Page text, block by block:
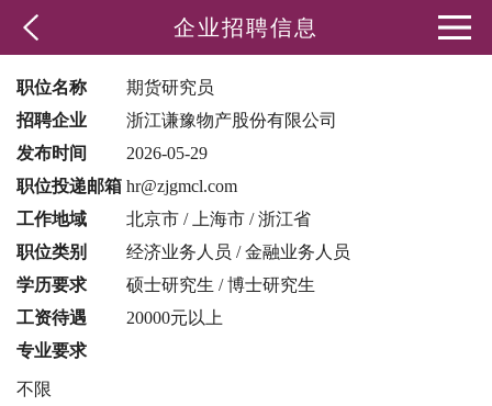
企业招聘信息
职位名称
期货研究员
招聘企业
浙江谦豫物产股份有限公司
发布时间
2026-05-29
职位投递邮箱 hr@zjgmcl.com
工作地域
北京市 / 上海市 / 浙江省
职位类别
经济业务人员 / 金融业务人员
学历要求
硕士研究生 / 博士研究生
工资待遇
20000元以上
专业要求
不限